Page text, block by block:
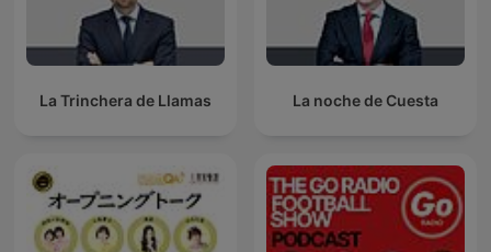
La Trinchera de Llamas La noche de Cuesta